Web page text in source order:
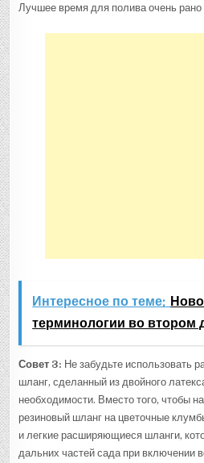
Лучшее время для полива очень рано
Интересное по теме:
терминологии во втором
Совет 3: Не забудьте использовать
шланг, сделанный из двойного
необходимости. Вместо того, чтобы
резиновый шланг на цветочные
и легкие расширяющиеся шланги,
дальних частей сада при включении